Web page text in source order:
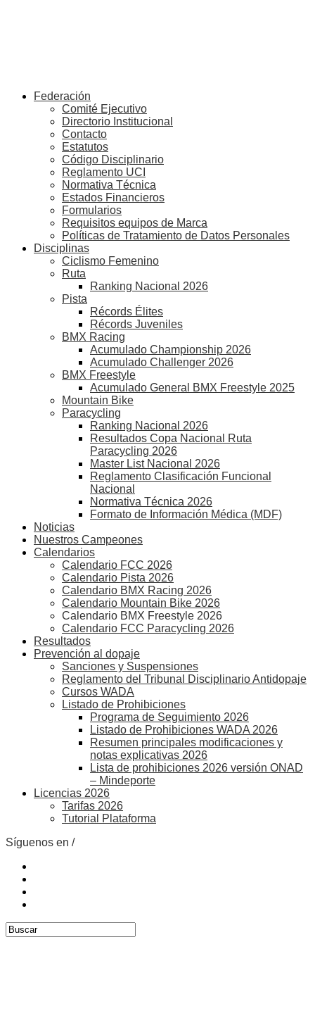
Federación
Comité Ejecutivo
Directorio Institucional
Contacto
Estatutos
Código Disciplinario
Reglamento UCI
Normativa Técnica
Estados Financieros
Formularios
Requisitos equipos de Marca
Políticas de Tratamiento de Datos Personales
Disciplinas
Ciclismo Femenino
Ruta
Ranking Nacional 2026
Pista
Récords Élites
Récords Juveniles
BMX Racing
Acumulado Championship 2026
Acumulado Challenger 2026
BMX Freestyle
Acumulado General BMX Freestyle 2025
Mountain Bike
Paracycling
Ranking Nacional 2026
Resultados Copa Nacional Ruta
Paracycling 2026
Master List Nacional 2026
Reglamento Clasificación Funcional
Nacional
Normativa Técnica 2026
Formato de Información Médica (MDF)
Noticias
Nuestros Campeones
Calendarios
Calendario FCC 2026
Calendario Pista 2026
Calendario BMX Racing 2026
Calendario Mountain Bike 2026
Calendario BMX Freestyle 2026
Calendario FCC Paracycling 2026
Resultados
Prevención al dopaje
Sanciones y Suspensiones
Reglamento del Tribunal Disciplinario Antidopaje
Cursos WADA
Listado de Prohibiciones
Programa de Seguimiento 2026
Listado de Prohibiciones WADA 2026
Resumen principales modificaciones y
notas explicativas 2026
Lista de prohibiciones 2026 versión ONAD
– Mindeporte
Licencias 2026
Tarifas 2026
Tutorial Plataforma
Síguenos en /